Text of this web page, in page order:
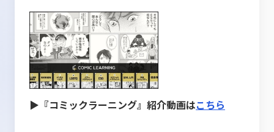
▶『コミックラーニング』紹介動画はこちら